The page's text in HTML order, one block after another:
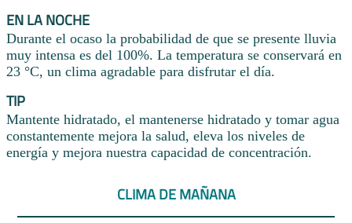
EN LA NOCHE
Durante el ocaso la probabilidad de que se presente lluvia
muy intensa es del 100%. La temperatura se conservará en
23 °C, un clima agradable para disfrutar el día.
TIP
Mantente hidratado, el mantenerse hidratado y tomar agua
constantemente mejora la salud, eleva los niveles de
energía y mejora nuestra capacidad de concentración.
CLIMA DE MAÑANA